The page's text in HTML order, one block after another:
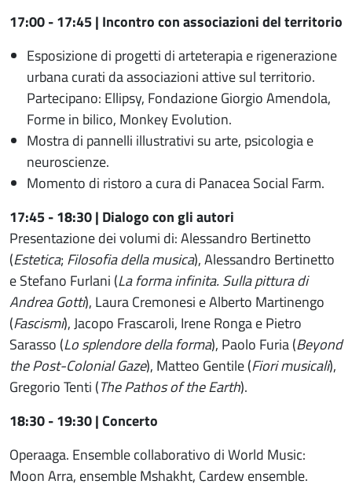
17:00 - 17:45 | Incontro con associazioni del territorio
Esposizione di progetti di arteterapia e rigenerazione
urbana curati da associazioni attive sul territorio.
Partecipano: Ellipsy, Fondazione Giorgio Amendola,
Forme in bilico, Monkey Evolution.
Mostra di pannelli illustrativi su arte, psicologia e
neuroscienze.
Momento di ristoro a cura di Panacea Social Farm.
17:45 - 18:30 | Dialogo con gli autori
Presentazione dei volumi di: Alessandro Bertinetto
(Estetica; Filosofia della musica),Alessandro Bertinetto
e Stefano Furlani (La forma infinita. Sulla pittura di
Andrea Gotti), Laura Cremonesi e Alberto Martinengo
(Fascismi), Jacopo Frascaroli, Irene Ronga e Pietro
Sarasso (Lo splendore della forma), Paolo Furia (Beyond
the Post-Colonial Gaze), Matteo Gentile (Fiori musicali),
Gregorio Tenti (The Pathos of the Earth).
18:30 - 19:30 | Concerto
Operaaga. Ensemble collaborativo di World Music:
Moon Arra, ensemble Mshakht, Cardew ensemble.